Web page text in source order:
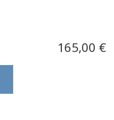
165,00 €